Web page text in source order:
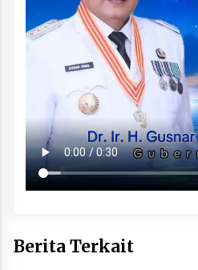
Berita Terkait